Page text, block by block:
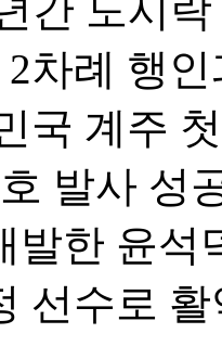
간 도시
차례 행
국 계주
발사 성
발한 윤석
선수로